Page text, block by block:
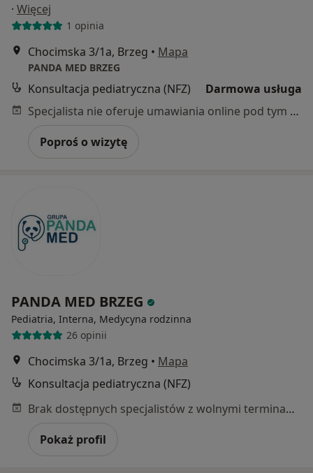
· Więcej
1 opinia
Chocimska 3/1a, Brzeg • Mapa
PANDA MED BRZEG
Konsultacja pediatryczna (NFZ)
Darmowa usługa
Specjalista nie oferuje umawiania online pod tym adresem.
Poproś o wizytę
PANDA MED BRZEG
Pediatria, Interna, Medycyna rodzinna
26 opinii
Chocimska 3/1a, Brzeg • Mapa
Konsultacja pediatryczna (NFZ)
Brak dostępnych specjalistów z wolnymi terminami w tym centrum medycznym.
Pokaż profil